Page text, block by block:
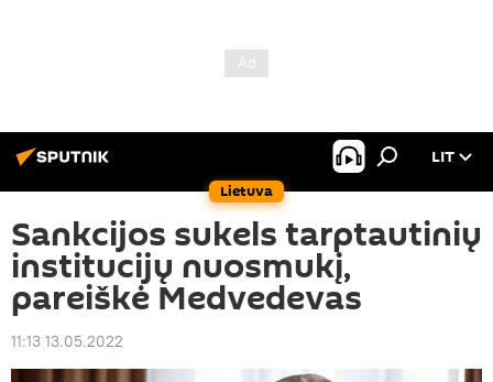
Lietuva
LIT
Sankcijos sukels tarptautinių
institucijų nuosmukį,
pareiškė Medvedevas
11:13 13.05.2022